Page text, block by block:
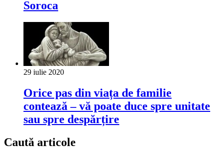
Soroca
29 iulie 2020
Orice pas din viața de familie
contează ‒ vă poate duce spre unitate
sau spre despărțire
Caută articole